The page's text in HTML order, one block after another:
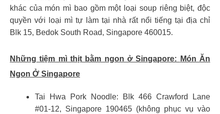
khác của món mì bao gồm một loại soup riêng biệt, độc
quyền với loại mì tự làm tại nhà rất nổi tiếng tại địa chỉ
Blk 15, Bedok South Road, Singapore 460015.
Những tiệm mì thịt bằm ngon ở Singapore:
Món Ăn
Ngon Ở Singapore
Tai Hwa Pork Noodle: Blk 466 Crawford Lane
#01-12, Singapore 190465 (không phục vụ vào